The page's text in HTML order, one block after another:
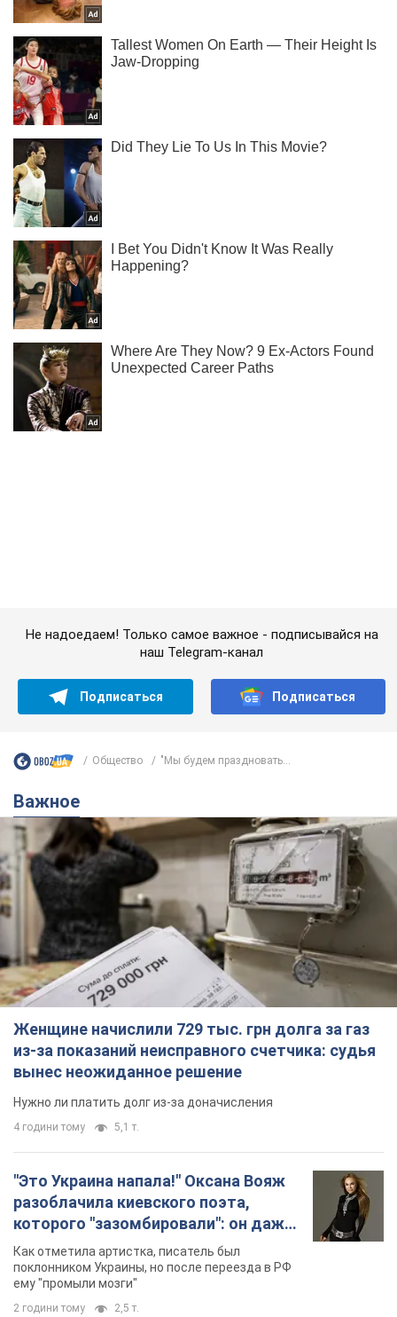
Важное
Женщине начислили 729 тыс. грн долга за газ
из-за показаний неисправного счетчика: судья
вынес неожиданное решение
Нужно ли платить долг из-за доначисления
4 години тому 5,1 т.
"Это Украина напала!" Оксана Вояж
разоблачила киевского поэта,
которого "зазомбировали": он даже
русского не знал, а теперь хочет
Как отметила артистка, писатель был
ему "промыли мозги"
2 години тому 2,5 т.
"Был обессилен": в Украине спасли
раненого грифа, выбравшего для
себя нетипичный маршрут. Фото
Пострадавшую птицу обнаружили на границе
Киевской и Черкасской областей